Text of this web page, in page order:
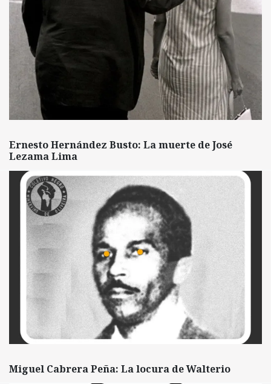
Ernesto Hernández Busto: La muerte de José
Lezama Lima
Miguel Cabrera Peña: La locura de Walterio